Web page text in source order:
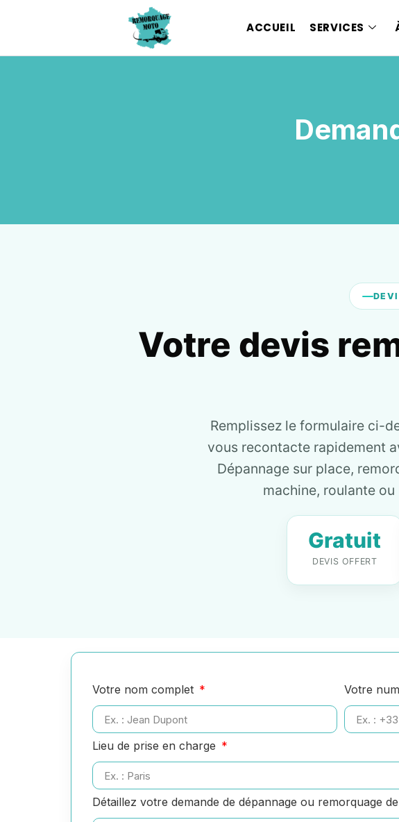
ACCUEIL SERVICES
Votre devis
Remplissez le formulaire ci-
vous recontacte rapidement
Dépannage sur place,
machine, roulante
Gratuit
DEVIS OFFERT
Votre nom complet Votre
Lieu de prise en charge
Détaillez votre demande de dépannage ou remorquage